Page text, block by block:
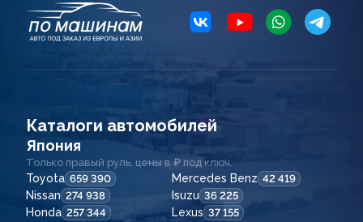
Каталоги автомобилей
Япония
Только правый руль, цены в ₽ под ключ.
Toyota 659 390 Mercedes Benz 42 419
Nissan 274 938 Isuzu 36 225
Honda 257 344 Lexus 37 155